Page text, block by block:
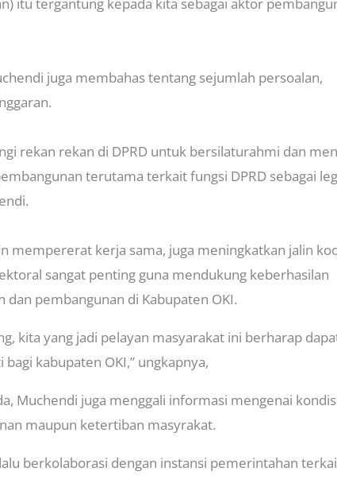
juga membahas tentang sejumlah persoalan,
rekan rekan di DPRD untuk bersilaturahmi dan
terutama terkait fungsi DPRD sebagai
mempererat kerja sama, juga meningkatkan jalin
sangat penting guna mendukung keberhasilan
pembangunan di Kabupaten OKI.
kita yang jadi pelayan masyarakat ini berharap
kabupaten OKI,” ungkapnya,
Muchendi juga menggali informasi mengenai
maupun ketertiban masyrakat.
berkolaborasi dengan instansi pemerintahan